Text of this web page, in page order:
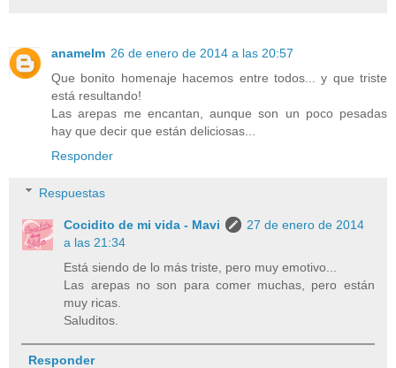
anamelm 26 de enero de 2014 a las 20:57
Que bonito homenaje hacemos entre todos... y que triste
está resultando!
Las arepas me encantan, aunque son un poco pesadas
hay que decir que están deliciosas...
Responder
Respuestas
Cocidito de mi vida - Mavi
27 de enero de 2014
a las 21:34
Está siendo de lo más triste, pero muy emotivo...
Las arepas no son para comer muchas, pero están
muy ricas.
Saluditos.
Responder